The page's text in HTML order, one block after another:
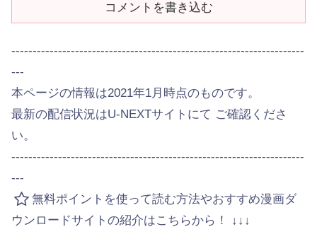
コメントを書き込む
---------------------------------------------------------------------
---
本ページの情報は2021年1月時点のものです。
最新の配信状況はU-NEXTサイトにて ご確認くださ
い。
---------------------------------------------------------------------
---
無料ポイントを使って読む方法やおすすめ漫画ダ
ウンロードサイトの紹介はこちらから！ ↓↓↓